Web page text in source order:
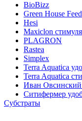
BioBizz
Green House
Hesi
Maxiclon
PLAGRON
Rastea
Simplex
Terra Aquatica
Terra Aquatica
Иван Овсинский
Ситифермер
Субстраты